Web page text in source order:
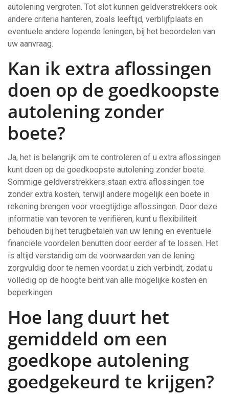
autolening vergroten. Tot slot kunnen geldverstrekkers ook
andere criteria hanteren, zoals leeftijd, verblijfplaats en
eventuele andere lopende leningen, bij het beoordelen van
uw aanvraag.
Kan ik extra aflossingen
doen op de goedkoopste
autolening zonder
boete?
Ja, het is belangrijk om te controleren of u extra aflossingen
kunt doen op de goedkoopste autolening zonder boete.
Sommige geldverstrekkers staan extra aflossingen toe
zonder extra kosten, terwijl andere mogelijk een boete in
rekening brengen voor vroegtijdige aflossingen. Door deze
informatie van tevoren te verifiëren, kunt u flexibiliteit
behouden bij het terugbetalen van uw lening en eventuele
financiële voordelen benutten door eerder af te lossen. Het
is altijd verstandig om de voorwaarden van de lening
zorgvuldig door te nemen voordat u zich verbindt, zodat u
volledig op de hoogte bent van alle mogelijke kosten en
beperkingen.
Hoe lang duurt het
gemiddeld om een
goedkope autolening
goedgekeurd te krijgen?